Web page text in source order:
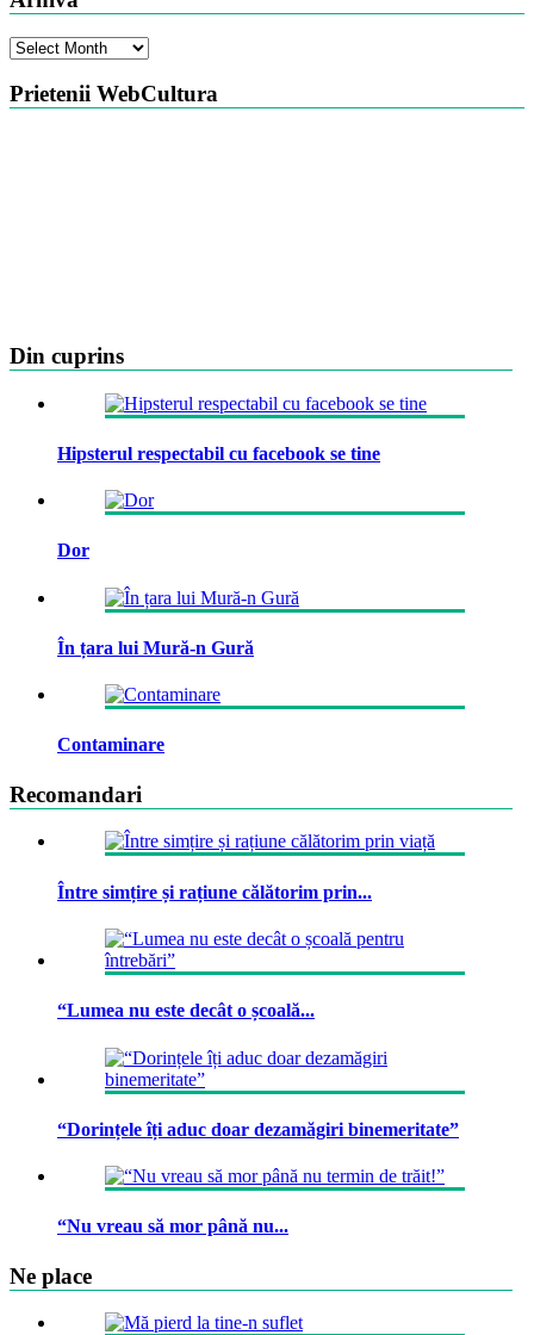
Arhiva
Prietenii WebCultura
Din cuprins
Hipsterul respectabil cu facebook se tine
Dor
În țara lui Mură-n Gură
Contaminare
Recomandari
Între simțire și rațiune călătorim prin...
“Lumea nu este decât o școală...
“Dorințele îți aduc doar dezamăgiri binemeritate”
“Nu vreau să mor până nu...
Ne place